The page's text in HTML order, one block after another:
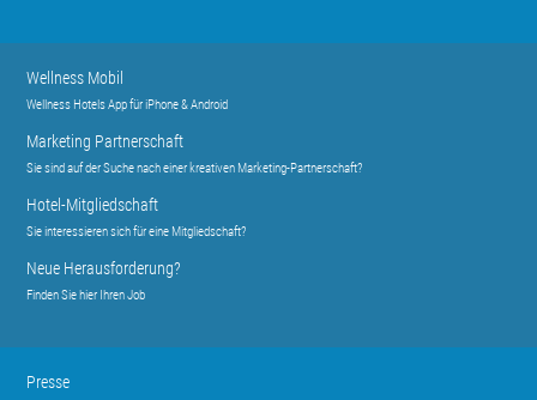
Wellness Mobil
Wellness Hotels App für iPhone & Android
Marketing Partnerschaft
Sie sind auf der Suche nach einer kreativen Marketing-Partnerschaft?
Hotel-Mitgliedschaft
Sie interessieren sich für eine Mitgliedschaft?
Neue Herausforderung?
Finden Sie hier Ihren Job
Presse